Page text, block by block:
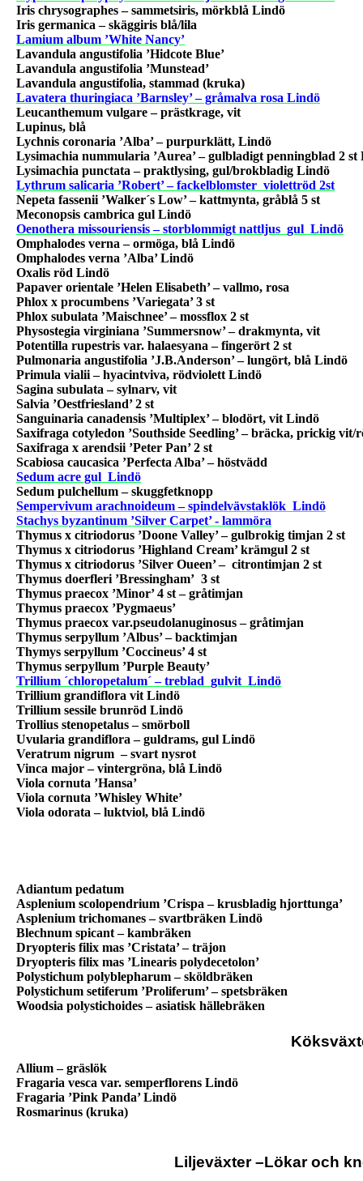
Iris chrysographes – sammetsiris, mörkblå Lindö
Iris germanica – skäggiris blå/lila
Lamium album ’White Nancy’
Lavandula angustifolia ’Hidcote Blue’
Lavandula angustifolia ’Munstead’
Lavandula angustifolia, stammad (kruka)
Lavatera thuringiaca ’Barnsley’ – gråmalva rosa Lindö
Leucanthemum vulgare – prästkrage, vit
Lupinus, blå
Lychnis coronaria ’Alba’ – purpurklätt, Lindö
Lysimachia nummularia ’Aurea’ – gulbladigt penningblad 2 st
Lysimachia punctata – praktlysing, gul/brokbladig Lindö
Lythrum salicaria ’Robert’ – fackelblomster violettröd 2st
Nepeta fassenii ’Walker´s Low’ – kattmynta, gråblå 5 st
Meconopsis cambrica gul Lindö
Oenothera missouriensis – storblommigt nattljus gul Lindö
Omphalodes verna – ormöga, blå Lindö
Omphalodes verna ’Alba’ Lindö
Oxalis röd Lindö
Papaver orientale ’Helen Elisabeth’ – vallmo, rosa
Phlox x procumbens ’Variegata’ 3 st
Phlox subulata ’Maischnee’ – mossflox 2 st
Physostegia virginiana ’Summersnow’ – drakmynta, vit
Potentilla rupestris var. halaesyana – fingerört 2 st
Pulmonaria angustifolia ’J.B.Anderson’ – lungört, blå Lindö
Primula vialii – hyacintviva, rödviolett Lindö
Sagina subulata – sylnarv, vit
Salvia ’Oestfriesland’ 2 st
Sanguinaria canadensis ’Multiplex’ – blodört, vit Lindö
Saxifraga cotyledon ’Southside Seedling’ – bräcka, prickig vit/
Saxifraga x arendsii ’Peter Pan’ 2 st
Scabiosa caucasica ’Perfecta Alba’ – höstvädd
Sedum acre gul Lindö
Sedum pulchellum – skuggfetknopp
Sempervivum arachnoideum – spindelvävstaklök Lindö
Stachys byzantinum ’Silver Carpet’ - lammöra
Thymus x citriodorus ’Doone Valley’ – gulbrokig timjan 2 st
Thymus x citriodorus ’Highland Cream’ krämgul 2 st
Thymus x citriodorus ’Silver Oueen’ – citrontimjan 2 st
Thymus doerfleri ’Bressingham’ 3 st
Thymus praecox ’Minor’ 4 st – gråtimjan
Thymus praecox ’Pygmaeus’
Thymus praecox var.pseudolanuginosus – gråtimjan
Thymus serpyllum ’Albus’ – backtimjan
Thymys serpyllum ’Coccineus’ 4 st
Thymus serpyllum ’Purple Beauty’
Trillium ´chloropetalum´ – treblad gulvit Lindö
Trillium grandiflora vit Lindö
Trillium sessile brunröd Lindö
Trollius stenopetalus – smörboll
Uvularia grandiflora – guldrams, gul Lindö
Veratrum nigrum – svart nysrot
Vinca major – vintergröna, blå Lindö
Viola cornuta ’Hansa’
Viola cornuta ’Whisley White’
Viola odorata – luktviol, blå Lindö
Adiantum pedatum
Asplenium scolopendrium ’Crispa – krusbladig hjorttunga’
Asplenium trichomanes – svartbräken Lindö
Blechnum spicant – kambräken
Dryopteris filix mas ’Cristata’ – träjon
Dryopteris filix mas ’Linearis polydecetolon’
Polystichum polyblepharum – sköldbräken
Polystichum setiferum ’Proliferum’ – spetsbräken
Woodsia polystichoides – asiatisk hällebräken
Allium – gräslök
Fragaria vesca var. semperflorens Lindö
Fragaria ’Pink Panda’ Lindö
Rosmarinus (kruka)
Liljeväxter –Lökar och